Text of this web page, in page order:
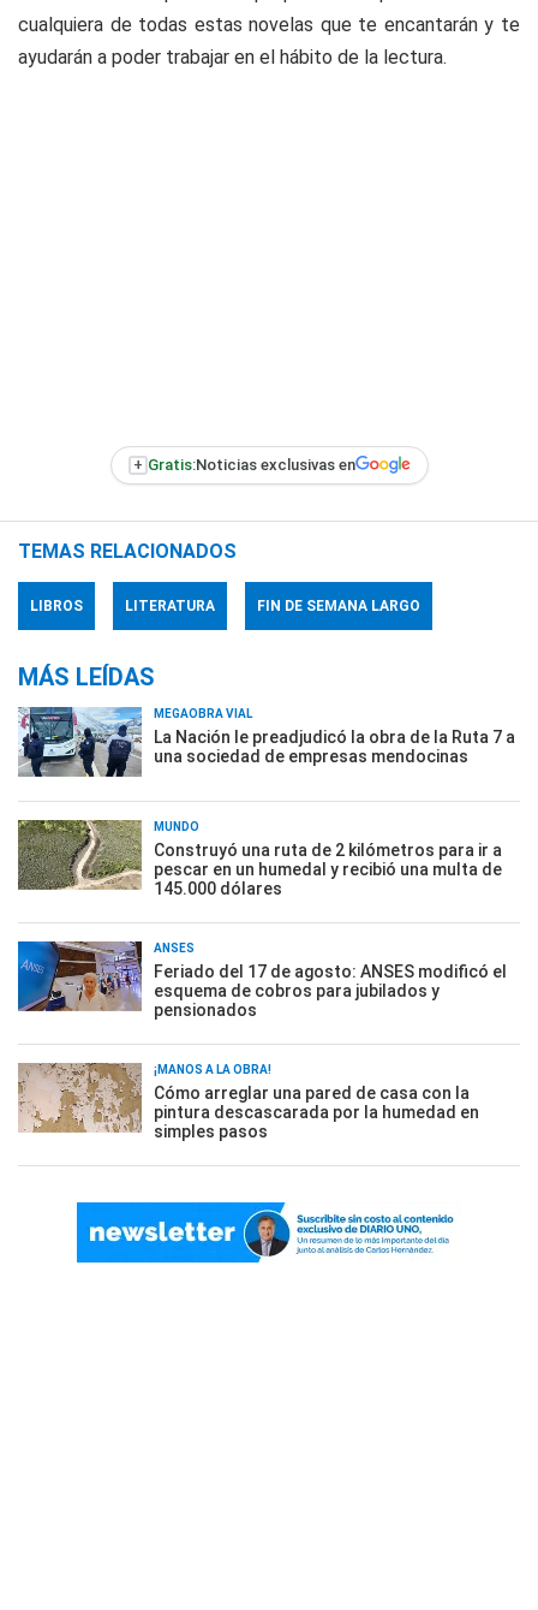
cualquiera de todas estas novelas que te encantarán y te
ayudarán a poder trabajar en el hábito de la lectura.
+ Gratis:Noticias exclusivas en
TEMAS RELACIONADOS
LIBROS LITERATURA FIN DE SEMANA LARGO
MÁS LEÍDAS
MEGAOBRA VIAL
La Nación le preadjudicó la obra de la Ruta 7 a
una sociedad de empresas mendocinas
MUNDO
Construyó una ruta de 2 kilómetros para ir a
pescar en un humedal y recibió una multa de
145.000 dólares
ANSES
Feriado del 17 de agosto: ANSES modificó el
esquema de cobros para jubilados y
pensionados
¡MANOS A LA OBRA!
Cómo arreglar una pared de casa con la
pintura descascarada por la humedad en
simples pasos